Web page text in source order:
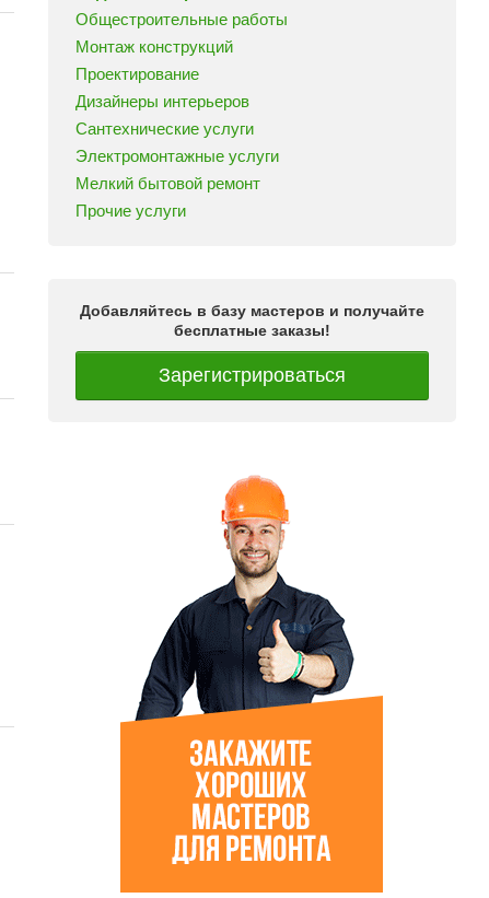
Общестроительные работы
Монтаж конструкций
Проектирование
Дизайнеры интерьеров
Сантехнические услуги
Электромонтажные услуги
Мелкий бытовой ремонт
Прочие услуги
Добавляйтесь в базу мастеров и получайте
бесплатные заказы!
Зарегистрироваться